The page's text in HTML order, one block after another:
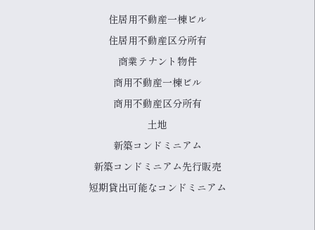
住居用不動産一棟ビル
住居用不動産区分所有
商業テナント物件
商用不動産一棟ビル
商用不動産区分所有
土地
新築コンドミニアム
新築コンドミニアム先行販売
短期貸出可能なコンドミニアム